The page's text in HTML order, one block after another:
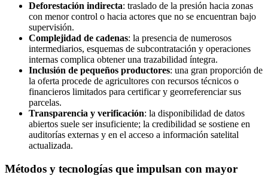
Deforestación indirecta: traslado de la presión hacia zonas
con menor control o hacia actores que no se encuentran bajo
supervisión.
Complejidad de cadenas: la presencia de numerosos
intermediarios, esquemas de subcontratación y operaciones
internas complica obtener una trazabilidad íntegra.
Inclusión de pequeños productores: una gran proporción de
la oferta procede de agricultores con recursos técnicos o
financieros limitados para certificar y georreferenciar sus
parcelas.
Transparencia y verificación: la disponibilidad de datos
abiertos suele ser insuficiente; la credibilidad se sostiene en
auditorías externas y en el acceso a información satelital
actualizada.
Métodos y tecnologías que impulsan con mayor